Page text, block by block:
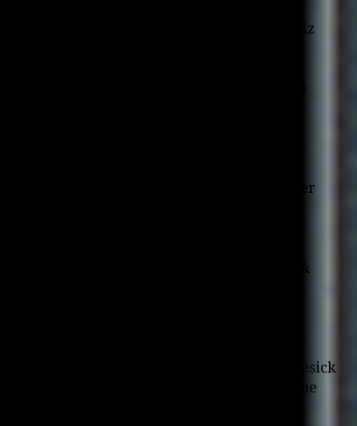
05. Lords Of The Underground – Madd Skillz
12. DJ Medhi – Symphonie Pour Un Gangster
15. Dnae Beats (feat. Existereo, LifeRexall &
19. Shapeshifters Vs Mnemotrauma – Homesick
20. The Nubian Crackers – Two For The Time